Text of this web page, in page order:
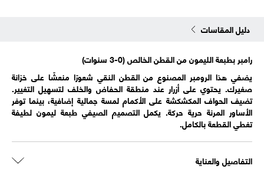
دليل المقاسات
رامبر بطبعة الليمون من القطن الخالص (0-3 سنوات)
يضفي هذا الرومبر المصنوع من القطن النقي شعورًا منعشًا على خزانة
صغيرك. يحتوي على أزرار عند منطقة الحفاض والخلف لتسهيل التغيير.
تضيف الحواف المكشكشة على الأكمام لمسة جمالية إضافية، بينما توفر
الأساور المرنة حرية حركة. يكمل التصميم الصيفي طبعة ليمون لطيفة
تغطي القطعة بالكامل.
التفاصيل والعناية